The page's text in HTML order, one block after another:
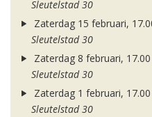
Sleutelstad 30
Zaterdag 15 februari,
Sleutelstad 30
Zaterdag 8 februari,
Sleutelstad 30
Zaterdag 1 februari,
Sleutelstad 30